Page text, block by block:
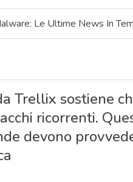
Le Ultime News In
Trellix sostiene
ricorrenti.
devono